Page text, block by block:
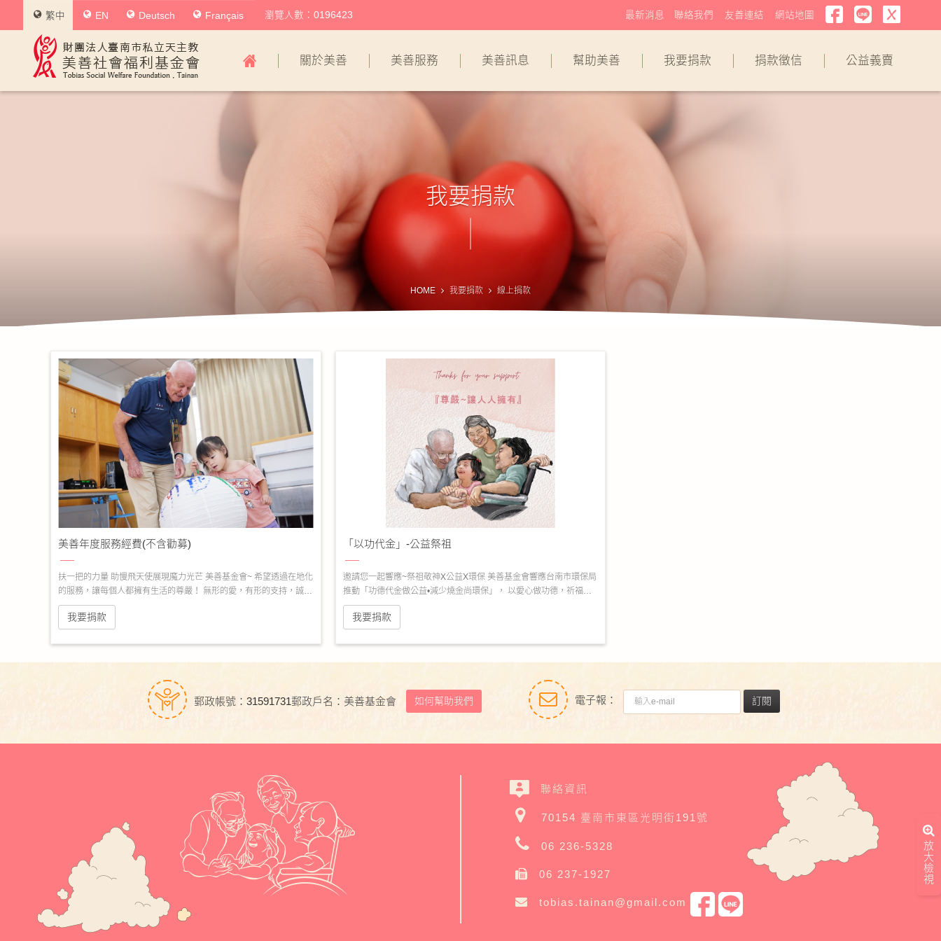
社
利
基
金
會
覽
關於美善 美善服務 美善訊息 幫助美善 我要捐款 捐款徵信 公益義賣
繁中 EN Deutsch Français 瀏覽人數：0196423 最新消息 聯絡我們 友善連結 網站地圖
我要捐款
HOME 我要捐款 線上捐款
放
大
檢
視
美善年度服務經費(不含勸募)
扶一把的力量 助慢飛天使展現魔力光芒 美善基金會~ 希望透過在地化
的服務，讓每個人都擁有生活的尊嚴！ 無形的愛，有形的支持，誠摯
地邀請您成為長期支持我們的夥伴，助他們一臂之力！ 扶一把的力量
缺你不可！
我要捐款
「以功代金」-公益祭祖
邀請您一起響應~祭祖敬神X公益X環保 美善基金會響應台南市環保局
推動「功德代金做公益•減少燒金尚環保」， 以愛心做功德，祈福廻
向眾神祖先
我要捐款
郵政帳號：31591731郵政戶名：美善基金會 如何幫助我們 電子報： 訂閱
聯絡資訊
70154 臺南市東區光明街191號
06 236-5328
06 237-1927
tobias.tainan@gmail.com